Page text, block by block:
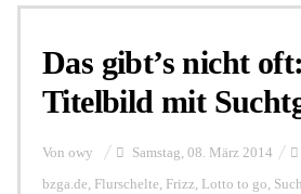
Personalien
Das gibt’s nicht
Titelbild mit
Von owy Samstag, 08. März 2014
bzga.de, Flurschelte, Frizz, Lotto to go,